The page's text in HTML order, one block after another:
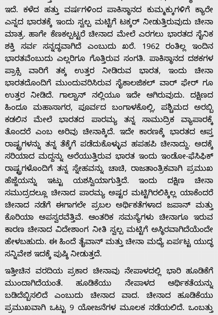
ಇದೆ. ಕಳೆದ ಹತ್ತು ವರ್ಷಗಳಿಂದ ಪಾಕಿಸ್ಥಾನದ ಕುಮ್ಮಕ್ಕುಗಳಿಗೆ ಕ್ಯಾರೇ
ಎನ್ನದ ಭಾರತಕ್ಕೆ ಇಂದು ಸ್ವಲ್ಪ ಮಟ್ಟಿಗೆ ಟಕ್ಕರ್‌ ನೀಡುತ್ತಿರುವುದು ಚೀನಾ
ಮಾತ್ರ. ಹಾಗೇ ಕೆಣಕಲ್ಪಟ್ಟರೆ ಚೀನಾದ ಮೇಲೆ ಎರಗಲು ಭಾರತದ ಸೈನಿಕ
ಶಕ್ತಿ ಸರ್ವ ಸನ್ನದ್ಧವಾಗಿದೆ ಎಂಬುದು ಖರೆ. 1962 ರಂತಿಲ್ಲ ಇಂದಿನ
ಭಾರತವೆಂಬುದು ಎಲ್ಲರಿಗೂ ಗೊತ್ತಿರುವ ಸಂಗತಿ. ಪಾಕಿಸ್ಥಾನದ ದಶಕಗಳ
ಪ್ರಾಕ್ಸಿ ವಾರಿಗೆ ತಕ್ಕ ಉತ್ತರ ನೀಡಿರುವ ಭಾರತ, ಇಂದು ಚೀನಾ
ಭಾರತದೊಂದಿಗೆ ಮುಂದುವರಿಸಿರುವ ಸೈಕಾಲಜಿಕಲ್‌ ವಾರ್‌ ಫೇರ್‌ ಗೂ
ಉತ್ತರ ನೀಡಿದೆ. ಗಾಲ್ವಾನ್‌ ನಲ್ಲಿಯೂ ಇದೇ ಆಗಿರುವುದು. ದಕ್ಷಿಣದ
ಹಿಂದೂ ಮಹಾಸಾಗರ, ಪೂರ್ವದ ಬಂಗಾಳಕೊಲ್ಲಿ, ಪಶ್ಚಿಮದ ಅರಬ್ಬಿ
ಕಡಲಿನ ಮೇಲೆ ಭಾರತದ ಪಾರಮ್ಯ ತನ್ನ ಸಾಮುದ್ರಿಕ ವ್ಯಾಪಾರಕ್ಕೆ
ತೊಂದರೆ ಎಂಬ ಅರಿವು ಚೀನಾಕ್ಕಿದೆ. ಇದೇ ಕಾರಣಕ್ಕೆ ಭಾರತದ ಆಪ್ತ
ರಾಷ್ಟ್ರಗಳನ್ನು ತನ್ನ ತೆಕ್ಕೆಗೆ ಪಡೆದುಕೊಳ್ಳುವ ಹಪಹಪಿ ಚೀನಾದ್ದು. ಅದಕ್ಕೆ
ಸರಿಯಾದ ಮದ್ದನ್ನು ಅರೆಯುತ್ತಿರುವ ಭಾರತ ಇಂದು ಇಂಡೋ-ಫೆಸಿಫಿಕ್‌
ರಾಷ್ಟ್ರಗಳೊಂದಿಗೆ ತನ್ನ ಸ್ನೇಹವನ್ನು ಚಾಚಿ, ರಾಜತಾಂತ್ರಿಕವಾಗಿ ಪ್ರಮುಖ
ಹೆಜ್ಜೆಯನ್ನು ಇಟ್ಟು ಯಶಸ್ವಿಯಾಗುತ್ತಿದೆ. ಇಂದು ದಕ್ಷಿಣ ಚೀನಾ
ಸಮುದ್ರದಲ್ಲೂ ಚೀನಾದ ಪಾರಮ್ಯ ಅಷ್ಟರ ಮಟ್ಟಿಗಿರಲಿಕ್ಕಿಲ್ಲ ಯಾಕೆಂದರೆ
ಚೀನಾದ ನಡೆಗೆ ಈಗಾಗಲೇ ಪ್ರಬಲ ಅರ್ಥಿಕತೆಗಳಾದ ಜಪಾನ್‌ ಮತ್ತು
ಕೊರಿಯಾ ಅಪಸ್ವರವೆತ್ತಿವೆ. ಆಂತರಿಕ ಸಮಸ್ಯೆಗಳು ಚೀನಾಗೂ ಇರುವ
ಕಾರಣ ಚೀನಾದ ವಿದೇಶಾಂಗ ನೀತಿ ಸ್ವಲ್ಪ ಮಟ್ಟಿಗೆ ಅಸ್ಥಿರವಾಗಿದೆಯೆಂದೇ
ಹೇಳಬಹುದು. ಈ ಹಿಂದೆ ತೈವಾನ್‌ ಮತ್ತು ಚೀನಾ ಮಧ್ಯೆ ಏರ್ಪಟ್ಟ ಯುದ್ಧ
ಸನ್ನಿವೇಶ ಇದಕ್ಕೆ ಪುಷ್ಠಿ ನೀಡುತ್ತದೆ.
ಇತ್ತೀಚಿನ ವರದಿಯ ಪ್ರಕಾರ ಚೀನಾವು ನೇಪಾಳದಲ್ಲಿ ಭಾರಿ ಹೂಡಿಕೆಗೆ
ಮುಂದಾಗಿದೆಯಂತೆ. ಹೂಡಿಕೆಯು ನೇಪಾಳದ ಆರ್ಥಿಕತೆಯನ್ನು
ಬಡಿದೆಬ್ಬಿಸಲಿದೆ ಎಂಬುದು ಚೀನಾದ ವಾದ. ಚೀನಾದ ಹೂಡಿಕೆಯು
ಪ್ರಮುಖವಾಗಿ ಒಟ್ಟು 9 ಯೋಜನೆಗಳ ಮೂಲಕ ನಡೆಯಲಿದೆ. ಒಂಬತ್ತು